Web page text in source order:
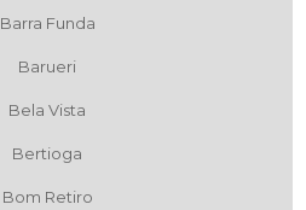
Barra Funda
Barueri
Bela Vista
Bertioga
Bom Retiro